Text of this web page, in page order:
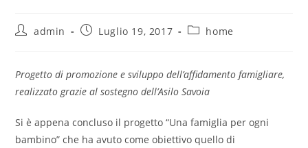
admin Luglio 19, 2017 home
Progetto di promozione e sviluppo dell’affidamento famigliare,
realizzato grazie al sostegno dell’Asilo Savoia
Si è appena concluso il progetto “Una famiglia per ogni
bambino” che ha avuto come obiettivo quello di